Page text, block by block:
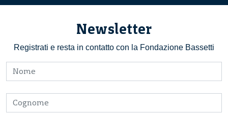
Newsletter
Registrati e resta in contatto con la Fondazione Bassetti